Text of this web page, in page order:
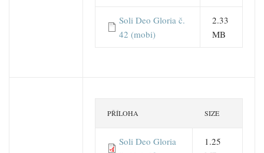
Soli Deo Gloria č.
42 (mobi)
2.33
MB
PŘÍLOHA SIZE
Soli Deo Gloria
1.25